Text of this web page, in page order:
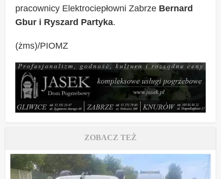
pracownicy Elektrociepłowni Zabrze Bernard
Gbur i Ryszard Partyka.
(żms)/PIOMZ
ZOBACZ TEŻ